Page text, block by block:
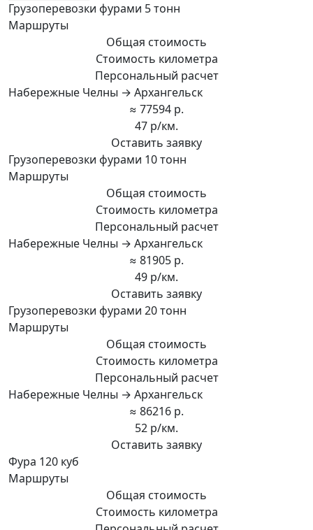
Грузоперевозки фурами 5 тонн
Маршруты
Общая стоимость
Стоимость километра
Персональный расчет
Набережные Челны → Архангельск
≈ 77594 р.
47 р/км.
Оставить заявку
Грузоперевозки фурами 10 тонн
Маршруты
Общая стоимость
Стоимость километра
Персональный расчет
Набережные Челны → Архангельск
≈ 81905 р.
49 р/км.
Оставить заявку
Грузоперевозки фурами 20 тонн
Маршруты
Общая стоимость
Стоимость километра
Персональный расчет
Набережные Челны → Архангельск
≈ 86216 р.
52 р/км.
Оставить заявку
Фура 120 куб
Маршруты
Общая стоимость
Стоимость километра